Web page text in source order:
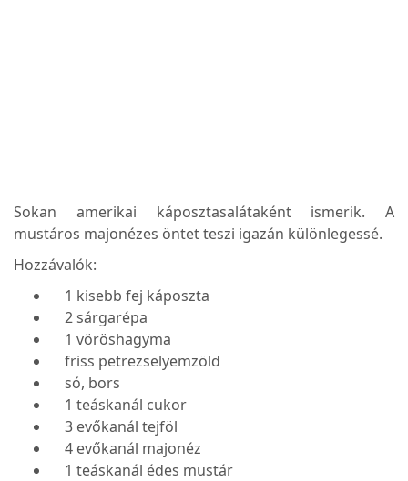
Sokan amerikai káposztasalátaként ismerik. A
mustáros majonézes öntet teszi igazán különlegessé.
Hozzávalók:
1 kisebb fej káposzta
2 sárgarépa
1 vöröshagyma
friss petrezselyemzöld
só, bors
1 teáskanál cukor
3 evőkanál tejföl
4 evőkanál majonéz
1 teáskanál édes mustár